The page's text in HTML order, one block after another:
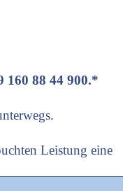
160 88 44 900.*
Leistung eine